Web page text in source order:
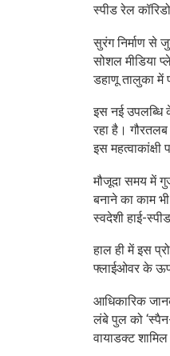
स्पीड रेल
सुरंग निर्माण से
सोशल मीडिया
डहाणू तालुका में
इस नई उपलब्धि
रहा है।
इस
मौजूदा समय में
बनाने का काम
स्वदेशी हाई-
हाल ही में इस
फ्लाईओवर के
आधिकारिक
लंबे पुल को
वायाडक्ट